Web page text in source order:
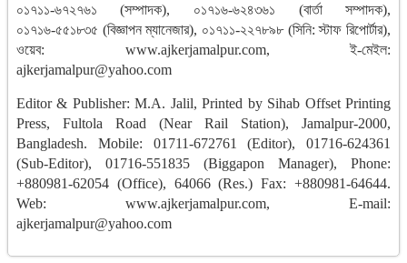
০১৭১১-৬৭২৭৬১ (সম্পাদক), ০১৭১৬-৬২৪৩৬১ (বার্তা সম্পাদক),
০১৭১৬-৫৫১৮৩৫ (বিজ্ঞাপন ম্যানেজার), ০১৭১১-২২৭৮৯৮ (সিনি: স্টাফ রিপোর্টার),
ওয়েব: www.ajkerjamalpur.com, ই-মেইল:
ajkerjamalpur@yahoo.com
Editor & Publisher: M.A. Jalil, Printed by Sihab Offset Printing
Press, Fultola Road (Near Rail Station), Jamalpur-2000,
Bangladesh. Mobile: 01711-672761 (Editor), 01716-624361
(Sub-Editor), 01716-551835 (Biggapon Manager), Phone:
+880981-62054 (Office), 64066 (Res.) Fax: +880981-64644.
Web: www.ajkerjamalpur.com, E-mail:
ajkerjamalpur@yahoo.com